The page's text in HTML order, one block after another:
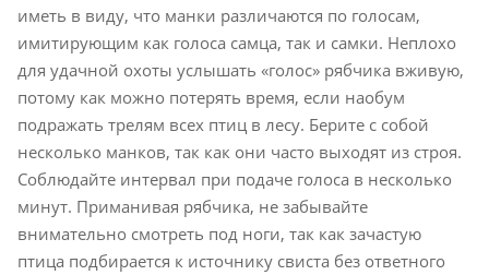
иметь в виду, что манки различаются по голосам,
имитирующим как голоса самца, так и самки. Неплохо
для удачной охоты услышать «голос» рябчика вживую,
потому как можно потерять время, если наобум
подражать трелям всех птиц в лесу. Берите с собой
несколько манков, так как они часто выходят из строя.
Соблюдайте интервал при подаче голоса в несколько
минут. Приманивая рябчика, не забывайте
внимательно смотреть под ноги, так как зачастую
птица подбирается к источнику свиста без ответного